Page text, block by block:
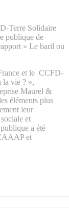
Terre Solidaire
publique de
« Le baril ou
et le CCFD-
la vie ? »,
Maurel &
éléments plus
leur
et
a été
et